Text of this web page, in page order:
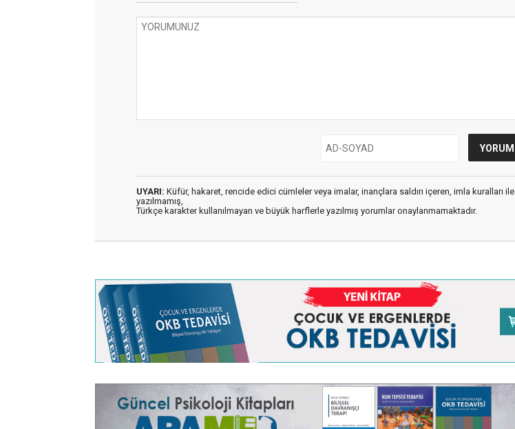
UYARI: Küfür, hakaret, rencide edici cümleler veya imalar, inançlara saldırı içeren, imla kuralları ile
yazılmamış,
Türkçe karakter kullanılmayan ve büyük harflerle yazılmış yorumlar onaylanmamaktadır.